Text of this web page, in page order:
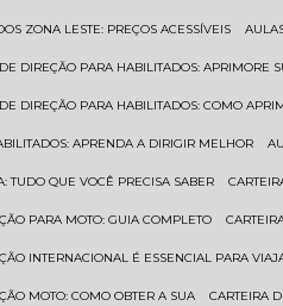
ZONA LESTE: PREÇOS ACESSÍVEIS
DE DIREÇÃO PARA HABILITADOS:
DE DIREÇÃO PARA HABILITADOS: COMO
APRENDA A DIRIGIR MELHOR
TUDO QUE VOCÊ PRECISA SABER
PARA MOTO: GUIA COMPLETO
INTERNACIONAL É ESSENCIAL PARA
MOTO: COMO OBTER A SUA CARTEIRA